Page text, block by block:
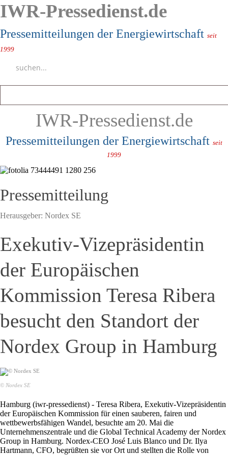
IWR-Pressedienst.de
Pressemitteilungen der Energiewirtschaft seit
1999
IWR-Pressedienst.de
Pressemitteilungen der Energiewirtschaft seit
1999
Pressemitteilung
Herausgeber: Nordex SE
Exekutiv-Vizepräsidentin
der Europäischen
Kommission Teresa Ribera
besucht den Standort der
Nordex Group in Hamburg
© Nordex SE
Hamburg (iwr-pressedienst) - Teresa Ribera, Exekutiv-Vizepräsidentin
der Europäischen Kommission für einen sauberen, fairen und
wettbewerbsfähigen Wandel, besuchte am 20. Mai die
Unternehmenszentrale und die Global Technical Academy der Nordex
Group in Hamburg. Nordex-CEO José Luis Blanco und Dr. Ilya
Hartmann, CFO, begrüßten sie vor Ort und stellten die Rolle von